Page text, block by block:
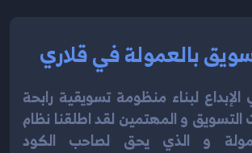
بالعمولة في قلاري
لبناء منظومة تسويقية رابحة
التسويق و المهتمين لقد اطلقنا نظام
و الذي يحق لصاحب الكود